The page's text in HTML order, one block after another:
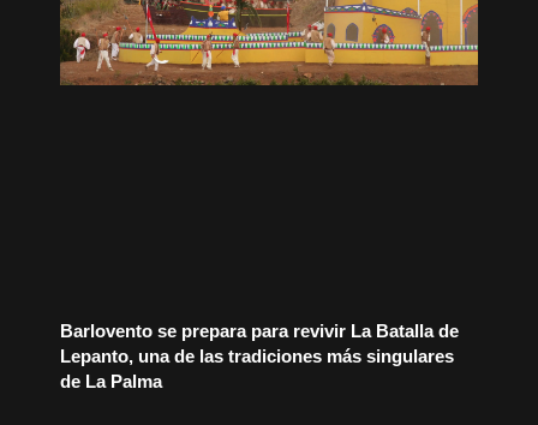
Barlovento se prepara para revivir La Batalla de
Lepanto, una de las tradiciones más singulares
de La Palma